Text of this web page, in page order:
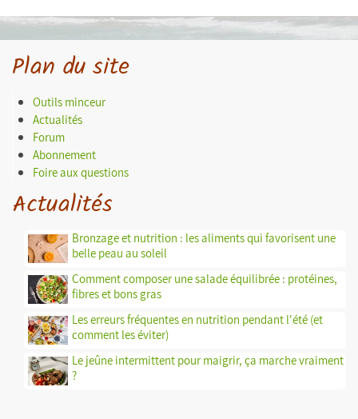
Plan du site
Outils minceur
Actualités
Forum
Abonnement
Foire aux questions
Actualités
Bronzage et nutrition : les aliments qui favorisent une
belle peau au soleil
Comment composer une salade équilibrée : protéines,
fibres et bons gras
Les erreurs fréquentes en nutrition pendant l'été (et
comment les éviter)
Le jeûne intermittent pour maigrir, ça marche vraiment
?